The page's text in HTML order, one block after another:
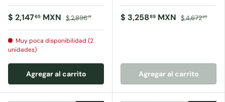
$ 2,14765 MXN $ 2,89671
Muy poca disponibilidad (2
unidades)
Agregar al carrito
$ 3,25889 MXN $ 4,67225
Agregar al carrito